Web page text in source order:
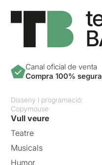
Canal oficial de venta
Compra 100% segura
Disseny i programació:
Copymouse
Vull veure
Teatre
Musicals
Humor